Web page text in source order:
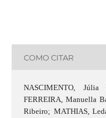
COMO CITAR
NASCIMENTO,
FERREIRA, Manuella
Ribeiro; MATHIAS,